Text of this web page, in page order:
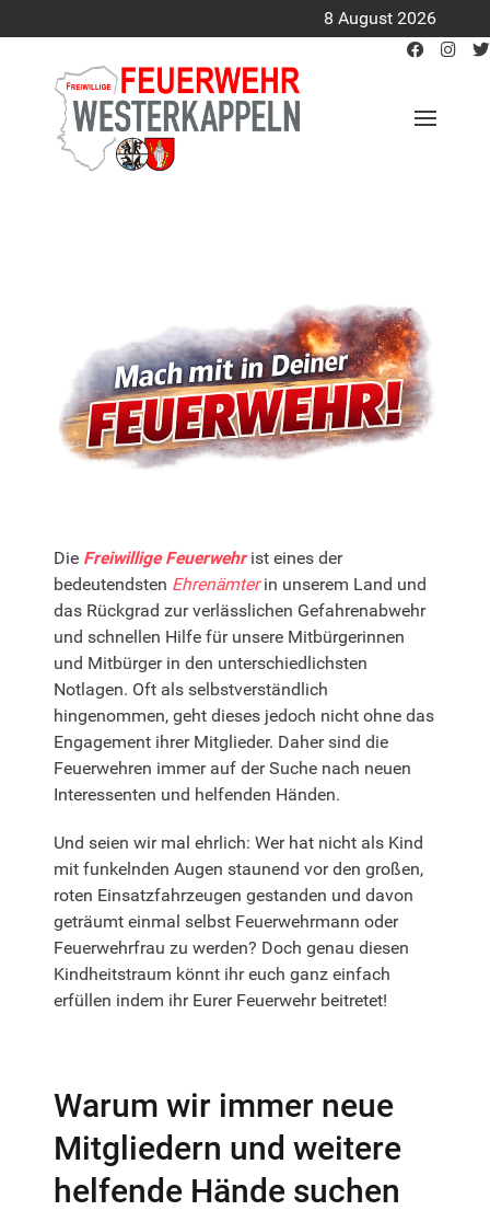
8 August 2026
Die Freiwillige Feuerwehrist eines der
bedeutendsten Ehrenämterin unserem Land und
das Rückgrad zur verlässlichen Gefahrenabwehr
und schnellen Hilfe für unsere Mitbürgerinnen
und Mitbürger in den unterschiedlichsten
Notlagen. Oft als selbstverständlich
hingenommen, geht dieses jedoch nicht ohne das
Engagement ihrer Mitglieder. Daher sind die
Feuerwehren immer auf der Suche nach neuen
Interessenten und helfenden Händen.
Und seien wir mal ehrlich: Wer hat nicht als Kind
mit funkelnden Augen staunend vor den großen,
roten Einsatzfahrzeugen gestanden und davon
geträumt einmal selbst Feuerwehrmann oder
Feuerwehrfrau zu werden? Doch genau diesen
Kindheitstraum könnt ihr euch ganz einfach
erfüllen indem ihr Eurer Feuerwehr beitretet!
Warum wir immer neue
Mitgliedern und weitere
helfende Hände suchen